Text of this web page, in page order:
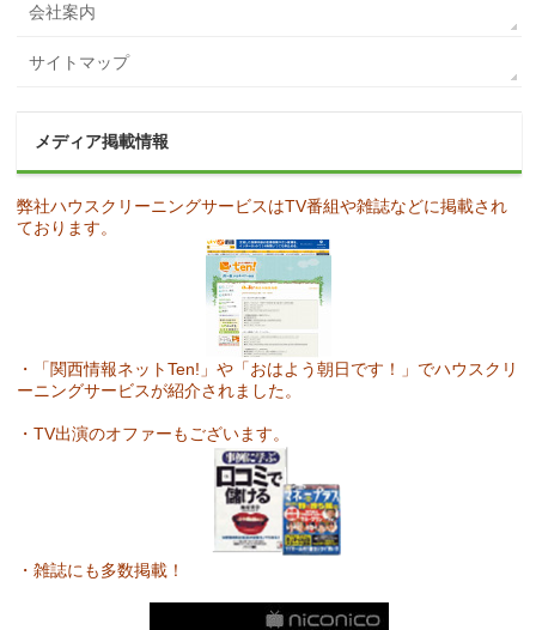
会社案内
サイトマップ
メディア掲載情報
弊社ハウスクリーニングサービスはTV番組や雑誌などに掲載され
ております。
・「関西情報ネットTen!」や「おはよう朝日です！」でハウスクリ
ーニングサービスが紹介されました。
・TV出演のオファーもございます。
・雑誌にも多数掲載！